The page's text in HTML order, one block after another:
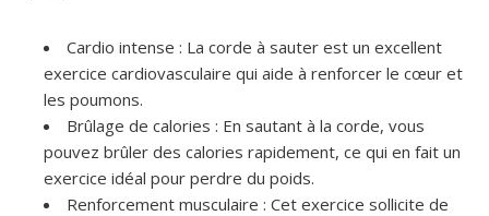
Cardio intense : La corde à sauter est un excellent
exercice cardiovasculaire qui aide à renforcer le cœur et
les poumons.
Brûlage de calories : En sautant à la corde, vous
pouvez brûler des calories rapidement, ce qui en fait un
exercice idéal pour perdre du poids.
Renforcement musculaire : Cet exercice sollicite de